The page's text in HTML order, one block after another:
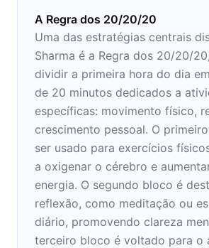
A Regra dos 20/20/20
Uma das estratégias centrais
Sharma é a Regra dos 20/20/
dividir a primeira hora do dia
de 20 minutos dedicados a
específicas: movimento físico,
crescimento pessoal. O
ser usado para exercícios
a oxigenar o cérebro e
energia. O segundo bloco é
reflexão, como meditação ou
diário, promovendo clareza
terceiro bloco é voltado para o